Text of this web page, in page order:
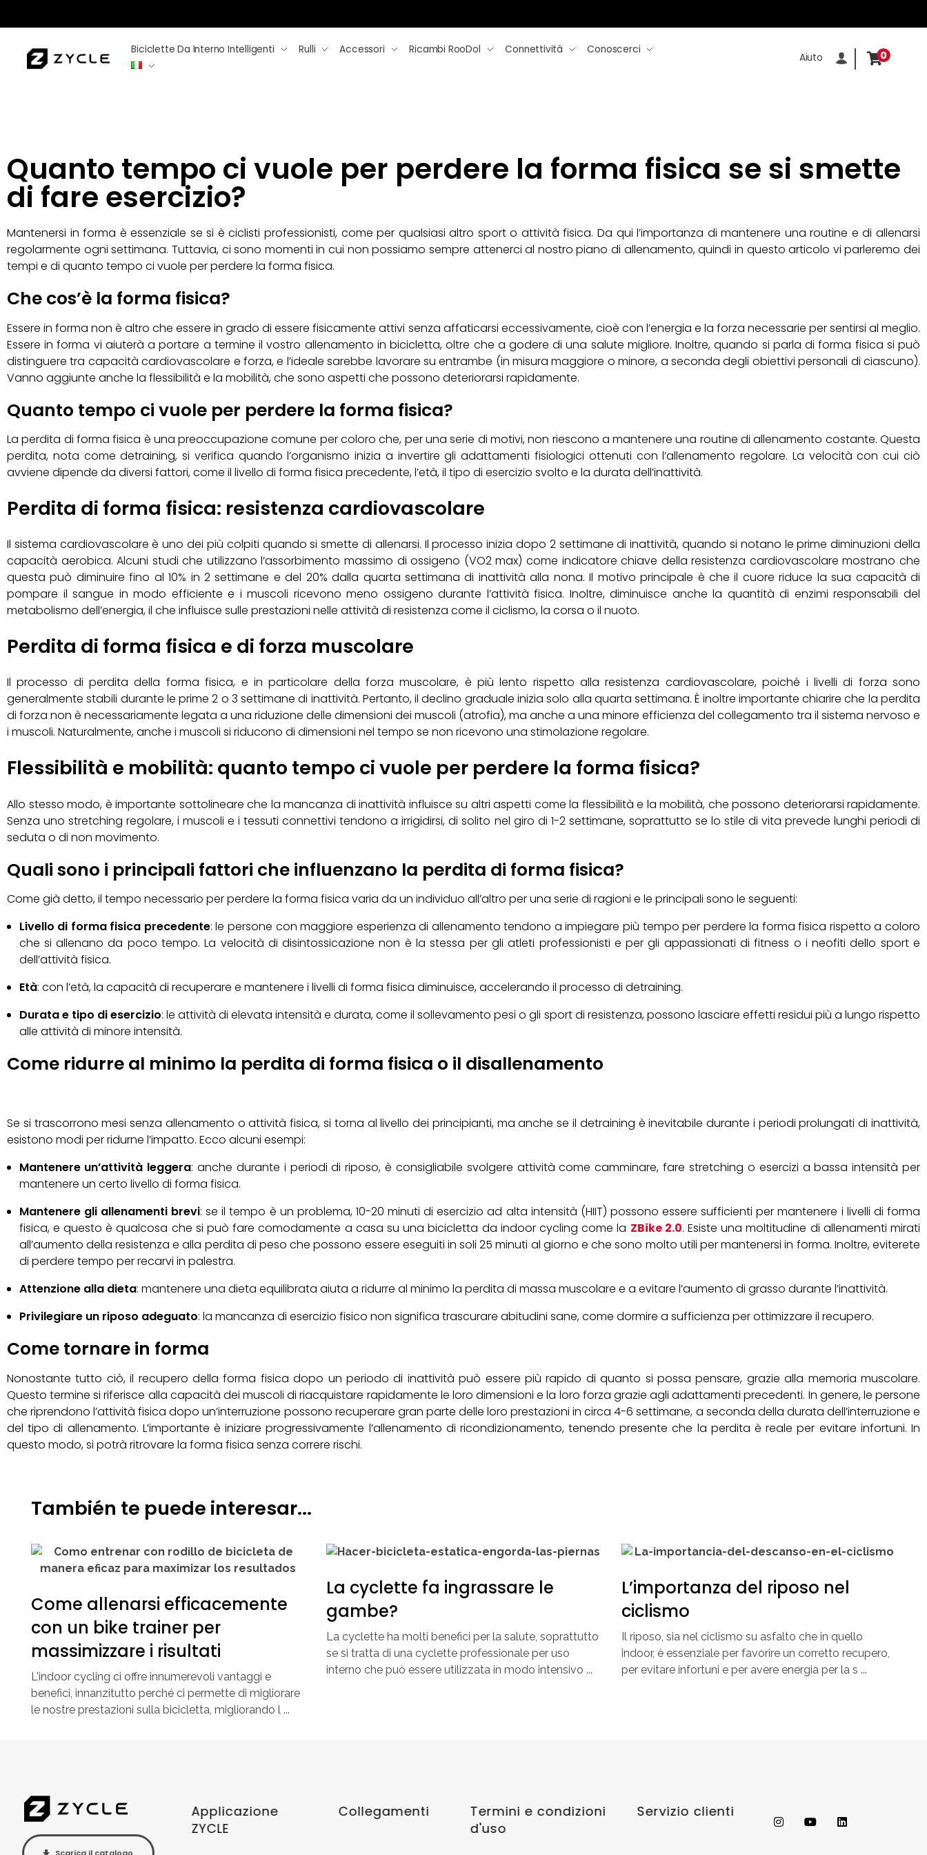
Biciclette Da Interno Intelligenti Rulli Accessori Ricambi RooDol Connettività Conoscerci
Aiuto 0
Quanto tempo ci vuole per perdere la forma fisica se si smette
di fare esercizio?
Mantenersi in forma è essenziale se si è ciclisti professionisti, come per qualsiasi altro sport o attività fisica. Da qui l’importanza di mantenere una routine e di allenarsi
regolarmente ogni settimana. Tuttavia, ci sono momenti in cui non possiamo sempre attenerci al nostro piano di allenamento, quindi in questo articolo vi parleremo dei
tempi e di quanto tempo ci vuole per perdere la forma fisica.
Che cos’è la forma fisica?
Essere in forma non è altro che essere in grado di essere fisicamente attivi senza affaticarsi eccessivamente, cioè con l’energia e la forza necessarie per sentirsi al meglio.
Essere in forma vi aiuterà a portare a termine il vostro allenamento in bicicletta, oltre che a godere di una salute migliore. Inoltre, quando si parla di forma fisica si può
distinguere tra capacità cardiovascolare e forza, e l’ideale sarebbe lavorare su entrambe (in misura maggiore o minore, a seconda degli obiettivi personali di ciascuno).
Vanno aggiunte anche la flessibilità e la mobilità, che sono aspetti che possono deteriorarsi rapidamente.
Quanto tempo ci vuole per perdere la forma fisica?
La perdita di forma fisica è una preoccupazione comune per coloro che, per una serie di motivi, non riescono a mantenere una routine di allenamento costante. Questa
perdita, nota come detraining, si verifica quando l’organismo inizia a invertire gli adattamenti fisiologici ottenuti con l’allenamento regolare. La velocità con cui ciò
avviene dipende da diversi fattori, come il livello di forma fisica precedente, l’età, il tipo di esercizio svolto e la durata dell’inattività.
Perdita di forma fisica: resistenza cardiovascolare
Il sistema cardiovascolare è uno dei più colpiti quando si smette di allenarsi. Il processo inizia dopo 2 settimane di inattività, quando si notano le prime diminuzioni della
capacità aerobica. Alcuni studi che utilizzano l’assorbimento massimo di ossigeno (VO2 max) come indicatore chiave della resistenza cardiovascolare mostrano che
questa può diminuire fino al 10% in 2 settimane e del 20% dalla quarta settimana di inattività alla nona. Il motivo principale è che il cuore riduce la sua capacità di
pompare il sangue in modo efficiente e i muscoli ricevono meno ossigeno durante l’attività fisica. Inoltre, diminuisce anche la quantità di enzimi responsabili del
metabolismo dell’energia, il che influisce sulle prestazioni nelle attività di resistenza come il ciclismo, la corsa o il nuoto.
Perdita di forma fisica e di forza muscolare
Il processo di perdita della forma fisica, e in particolare della forza muscolare, è più lento rispetto alla resistenza cardiovascolare, poiché i livelli di forza sono
generalmente stabili durante le prime 2 o 3 settimane di inattività. Pertanto, il declino graduale inizia solo alla quarta settimana. È inoltre importante chiarire che la perdita
di forza non è necessariamente legata a una riduzione delle dimensioni dei muscoli (atrofia), ma anche a una minore efficienza del collegamento tra il sistema nervoso e
i muscoli. Naturalmente, anche i muscoli si riducono di dimensioni nel tempo se non ricevono una stimolazione regolare.
Flessibilità e mobilità: quanto tempo ci vuole per perdere la forma fisica?
Allo stesso modo, è importante sottolineare che la mancanza di inattività influisce su altri aspetti come la flessibilità e la mobilità, che possono deteriorarsi rapidamente.
Senza uno stretching regolare, i muscoli e i tessuti connettivi tendono a irrigidirsi, di solito nel giro di 1-2 settimane, soprattutto se lo stile di vita prevede lunghi periodi di
seduta o di non movimento.
Quali sono i principali fattori che influenzano la perdita di forma fisica?
Come già detto, il tempo necessario per perdere la forma fisica varia da un individuo all’altro per una serie di ragioni e le principali sono le seguenti:
Livello di forma fisica precedente: le persone con maggiore esperienza di allenamento tendono a impiegare più tempo per perdere la forma fisica rispetto a coloro
che si allenano da poco tempo. La velocità di disintossicazione non è la stessa per gli atleti professionisti e per gli appassionati di fitness o i neofiti dello sport e
dell’attività fisica.
Età: con l’età, la capacità di recuperare e mantenere i livelli di forma fisica diminuisce, accelerando il processo di detraining.
Durata e tipo di esercizio: le attività di elevata intensità e durata, come il sollevamento pesi o gli sport di resistenza, possono lasciare effetti residui più a lungo rispetto
alle attività di minore intensità.
Come ridurre al minimo la perdita di forma fisica o il disallenamento
Se si trascorrono mesi senza allenamento o attività fisica, si torna al livello dei principianti, ma anche se il detraining è inevitabile durante i periodi prolungati di inattività,
esistono modi per ridurne l’impatto. Ecco alcuni esempi:
Mantenere un’attività leggera: anche durante i periodi di riposo, è consigliabile svolgere attività come camminare, fare stretching o esercizi a bassa intensità per
mantenere un certo livello di forma fisica.
Mantenere gli allenamenti brevi: se il tempo è un problema, 10-20 minuti di esercizio ad alta intensità (HIIT) possono essere sufficienti per mantenere i livelli di forma
fisica, e questo è qualcosa che si può fare comodamente a casa su una bicicletta da indoor cycling come la ZBike 2.0. Esiste una moltitudine di allenamenti mirati
all’aumento della resistenza e alla perdita di peso che possono essere eseguiti in soli 25 minuti al giorno e che sono molto utili per mantenersi in forma. Inoltre, eviterete
di perdere tempo per recarvi in palestra.
Attenzione alla dieta: mantenere una dieta equilibrata aiuta a ridurre al minimo la perdita di massa muscolare e a evitare l’aumento di grasso durante l’inattività.
Privilegiare un riposo adeguato: la mancanza di esercizio fisico non significa trascurare abitudini sane, come dormire a sufficienza per ottimizzare il recupero.
Come tornare in forma
Nonostante tutto ciò, il recupero della forma fisica dopo un periodo di inattività può essere più rapido di quanto si possa pensare, grazie alla memoria muscolare.
Questo termine si riferisce alla capacità dei muscoli di riacquistare rapidamente le loro dimensioni e la loro forza grazie agli adattamenti precedenti. In genere, le persone
che riprendono l’attività fisica dopo un’interruzione possono recuperare gran parte delle loro prestazioni in circa 4-6 settimane, a seconda della durata dell’interruzione e
del tipo di allenamento. L’importante è iniziare progressivamente l’allenamento di ricondizionamento, tenendo presente che la perdita è reale per evitare infortuni. In
questo modo, si potrà ritrovare la forma fisica senza correre rischi.
También te puede interesar...
Come allenarsi efficacemente
con un bike trainer per
massimizzare i risultati
L'indoor cycling ci offre innumerevoli vantaggi e
benefici, innanzitutto perché ci permette di migliorare
le nostre prestazioni sulla bicicletta, migliorando l ...
La cyclette fa ingrassare le
gambe?
La cyclette ha molti benefici per la salute, soprattutto
se si tratta di una cyclette professionale per uso
interno che può essere utilizzata in modo intensivo ...
L’importanza del riposo nel
ciclismo
Il riposo, sia nel ciclismo su asfalto che in quello
indoor, è essenziale per favorire un corretto recupero,
per evitare infortuni e per avere energia per la s ...
Scarica il catalogo
Applicazione
ZYCLE
Collegamenti
Termini e condizioni
d'uso
Servizio clienti